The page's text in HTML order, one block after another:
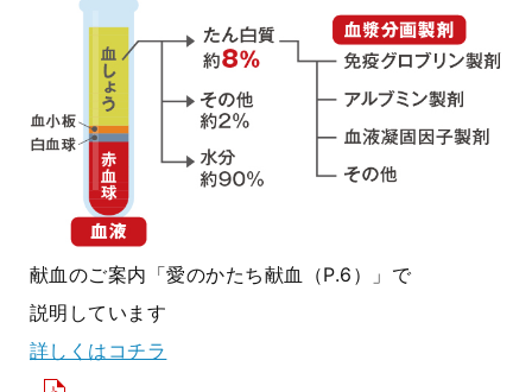
献血のご案内「愛のかたち献血（P.6）」で
説明しています
詳しくはコチラ